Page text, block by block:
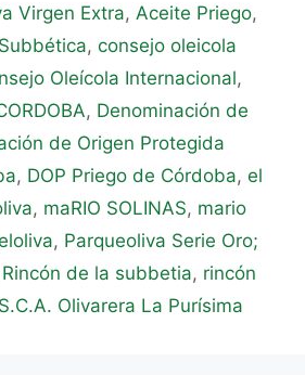
Virgen Extra, Aceite Priego,
, consejo oleicola
Oleícola Internacional,
, Denominación de
de Origen Protegida
, DOP Priego de Córdoba, el
, maRIO SOLINAS, mario
, Parqueoliva Serie Oro;
Rincón de la subbetia, rincón
S.C.A. Olivarera La Purísima